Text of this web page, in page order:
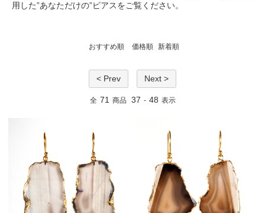
用した”あなただけの”ピアスをご覧ください。
おすすめ順 価格順 新着順
< Prev Next >
全 71 商品 37 - 48 表示